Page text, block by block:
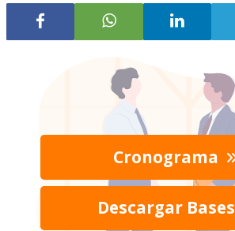
Cronograma
Descargar Bases